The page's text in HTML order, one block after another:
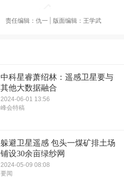
责任编辑：仇一 | 版面编辑：王学武
中科星睿萧绍林：遥感卫星要与
其他大数据融合
2024-06-01 13:56
峰会特稿
躲避卫星遥感 包头一煤矿排土场
铺设30余亩绿纱网
2024-05-09 08:08
要闻